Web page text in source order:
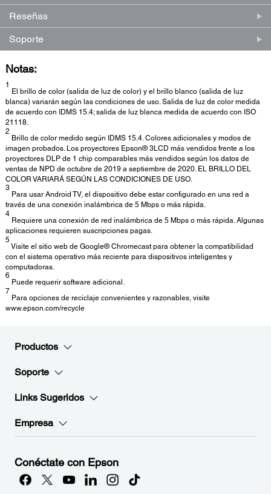
Reseñas
Soporte
Notas:
1
El brillo de color (salida de luz de color) y el brillo blanco (salida de luz
blanca) variarán según las condiciones de uso. Salida de luz de color medida
de acuerdo con IDMS 15.4; salida de luz blanca medida de acuerdo con ISO
21118.
2
Brillo de color medido según IDMS 15.4. Colores adicionales y modos de
imagen probados. Los proyectores Epson® 3LCD más vendidos frente a los
proyectores DLP de 1 chip comparables más vendidos según los datos de
ventas de NPD de octubre de 2019 a septiembre de 2020. EL BRILLO DEL
COLOR VARIARÁ SEGÚN LAS CONDICIONES DE USO.
3
Para usar Android TV, el dispositivo debe estar configurado en una red a
través de una conexión inalámbrica de 5 Mbps o más rápida.
4
Requiere una conexión de red inalámbrica de 5 Mbps o más rápida. Algunas
aplicaciones requieren suscripciones pagas.
5
Visite el sitio web de Google® Chromecast para obtener la compatibilidad
con el sistema operativo más reciente para dispositivos inteligentes y
computadoras.
6
Puede requerir software adicional.
7
Para opciones de reciclaje convenientes y razonables, visite
www.epson.com/recycle
Productos
Soporte
Links Sugeridos
Empresa
Conéctate con Epson